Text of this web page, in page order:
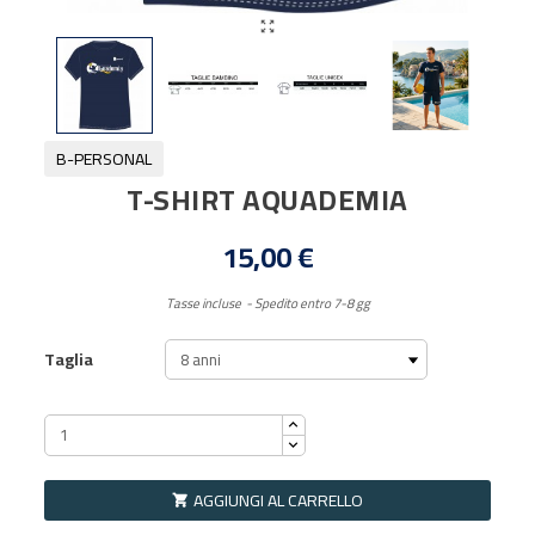

B-PERSONAL
T-SHIRT AQUADEMIA
15,00 €
Tasse incluse Spedito entro 7-8 gg
Taglia
 AGGIUNGI AL CARRELLO